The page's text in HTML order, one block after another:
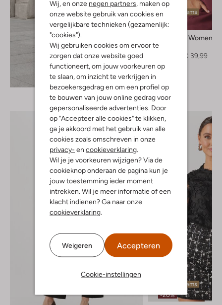
Wij, en onze negen partners, maken op
onze website gebruik van cookies en
vergelijkbare technieken (gezamenlijk:
"cookies").
Wij gebruiken cookies om ervoor te
zorgen dat onze website goed
functioneert, om jouw voorkeuren op
te slaan, om inzicht te verkrijgen in
bezoekersgedrag en om een profiel op
te bouwen van jouw online gedrag voor
gepersonaliseerde advertenties. Door
op "Accepteer alle cookies" te klikken,
ga je akkoord met het gebruik van alle
cookies zoals omschreven in onze
privacy- en cookieverklaring.
Wil je je voorkeuren wijzigen? Via de
cookieknop onderaan de pagina kun je
jouw toestemming ieder moment
intrekken. Wil je meer informatie of een
klacht indienen? Ga naar onze
cookieverklaring.
Weigeren Accepteren
Cookie-instellingen
Ontdek de look
Laatste items
-50%
Selected Women
Top
€ 39,99
Laatste items
-20%